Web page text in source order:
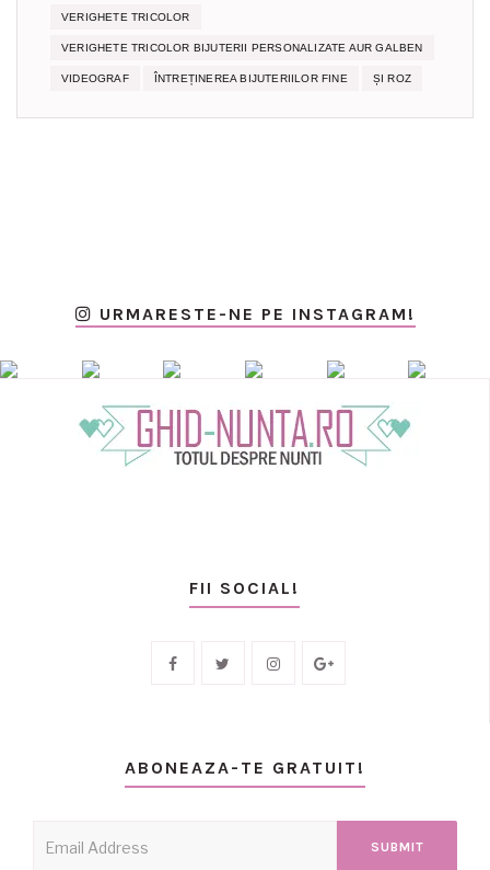
VERIGHETE TRICOLOR
VERIGHETE TRICOLOR BIJUTERII PERSONALIZATE AUR GALBEN
VIDEOGRAF ÎNTREȚINEREA BIJUTERIILOR FINE ȘI ROZ
URMARESTE-NE PE INSTAGRAM!
FII SOCIAL!
ABONEAZA-TE GRATUIT!